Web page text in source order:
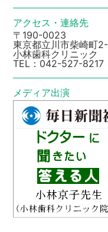
アクセス・連絡先
〒190-0023
東京都立川市柴崎町
小林歯科クリニック
TEL： 042-527-8217
メディア出演